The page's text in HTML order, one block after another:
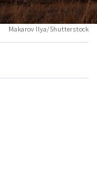
Makarov Ilya/Shutterstock